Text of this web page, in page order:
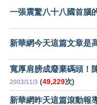
一張震驚八十八國首腦
新華網今天這篇文章是
寬厚肩膀成廢棄碼頭！
2003/11/3 (49,229次)
新華網昨天這篇滾動報